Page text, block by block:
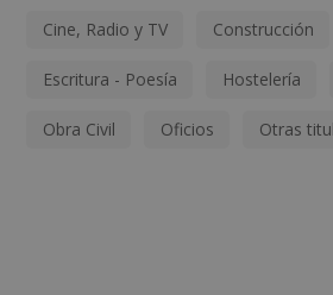
Cine, Radio y TV Construcción
Escritura - Poesía Hostelería
Obra Civil Oficios Otras